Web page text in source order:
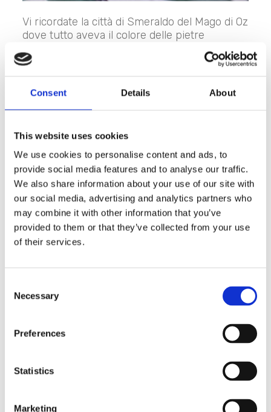
Consent Details About
This website uses cookies
We use cookies to personalise content and ads, to
provide social media features and to analyse our traffic.
We also share information about your use of our site with
our social media, advertising and analytics partners who
may combine it with other information that you’ve
provided to them or that they’ve collected from your use
of their services.
Selection
Necessary
Preferences
Statistics
Marketing
Vi ricordate la città di Smeraldo del Mago di Oz
dove tutto aveva il colore delle pietre
collezione Signoria
hanno la stessa tonalità
che ricorda quella delle gemme più rare.
possono accogliere anche delle succulente.
Con una pianta di aloe o di agave al loro
interno, per esempio, otterrete un risultato
più essenziale e contemporaneo, ma non
solo: andrete a creare uno spazio di natura
viva in casa. Ciò che serve per trasformare
un angolo del vostro living in un giardino.